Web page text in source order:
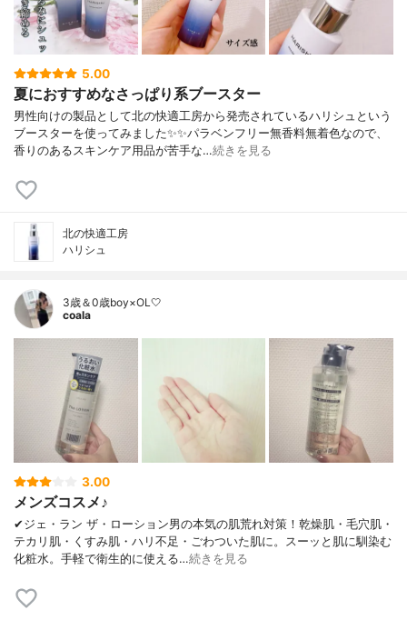
5.00
夏におすすめなさっぱり系ブースター
男性向けの製品として北の快適工房から発売されているハリシュという
ブースターを使ってみました✨✨パラベンフリー無香料無着色なので、
香りのあるスキンケア用品が苦手な…続きを見る
北の快適工房
ハリシュ
3歳＆0歳boy×OL🤍
coala
3.00
メンズコスメ♪
✔︎ジェ・ラン ザ・ローション男の本気の肌荒れ対策！乾燥肌・毛穴肌・
テカリ肌・くすみ肌・ハリ不足・ごわついた肌に。スーッと肌に馴染む
化粧水。手軽で衛生的に使える…続きを見る